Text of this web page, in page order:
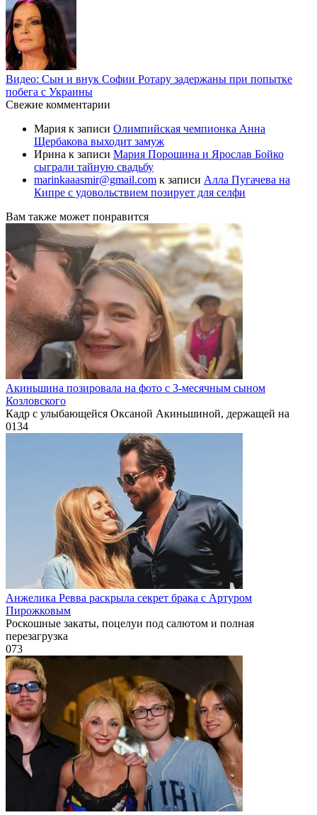
Видео: Сын и внук Софии Ротару задержаны при попытке
побега с Украины
Свежие комментарии
Мария к записи Олимпийская чемпионка Анна
Щербакова выходит замуж
Ирина к записи Мария Порошина и Ярослав Бойко
сыграли тайную свадьбу
marinkaaasmir@gmail.com к записи Алла Пугачева на
Кипре с удовольствием позирует для селфи
Вам также может понравится
Акиньшина позировала на фото с 3-месячным сыном
Козловского
Кадр с улыбающейся Оксаной Акиньшиной, держащей на
0134
Анжелика Ревва раскрыла секрет брака с Артуром
Пирожковым
Роскошные закаты, поцелуи под салютом и полная
перезагрузка
073